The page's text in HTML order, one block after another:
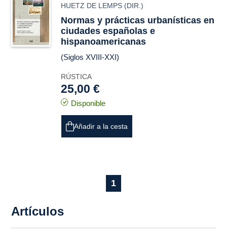
HUETZ DE LEMPS (DIR.)
Normas y prácticas urbanísticas en
ciudades españolas e
hispanoamericanas
(Siglos XVIII-XXI)
RÚSTICA
25,00 €
Disponible
Añadir a la cesta
1
Artículos